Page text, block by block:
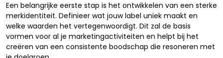
Een belangrijke eerste stap is het ontwikkelen van een sterke
merkidentiteit. Definieer wat jouw label uniek maakt en
welke waarden het vertegenwoordigt. Dit zal de basis
vormen voor al je marketingactiviteiten en helpt bij het
creëren van een consistente boodschap die resoneren met